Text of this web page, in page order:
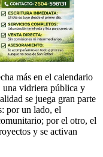
más en el calendario
una vidriera pública y
se juega gran parte
por un lado, el
por el otro, el
y se activan